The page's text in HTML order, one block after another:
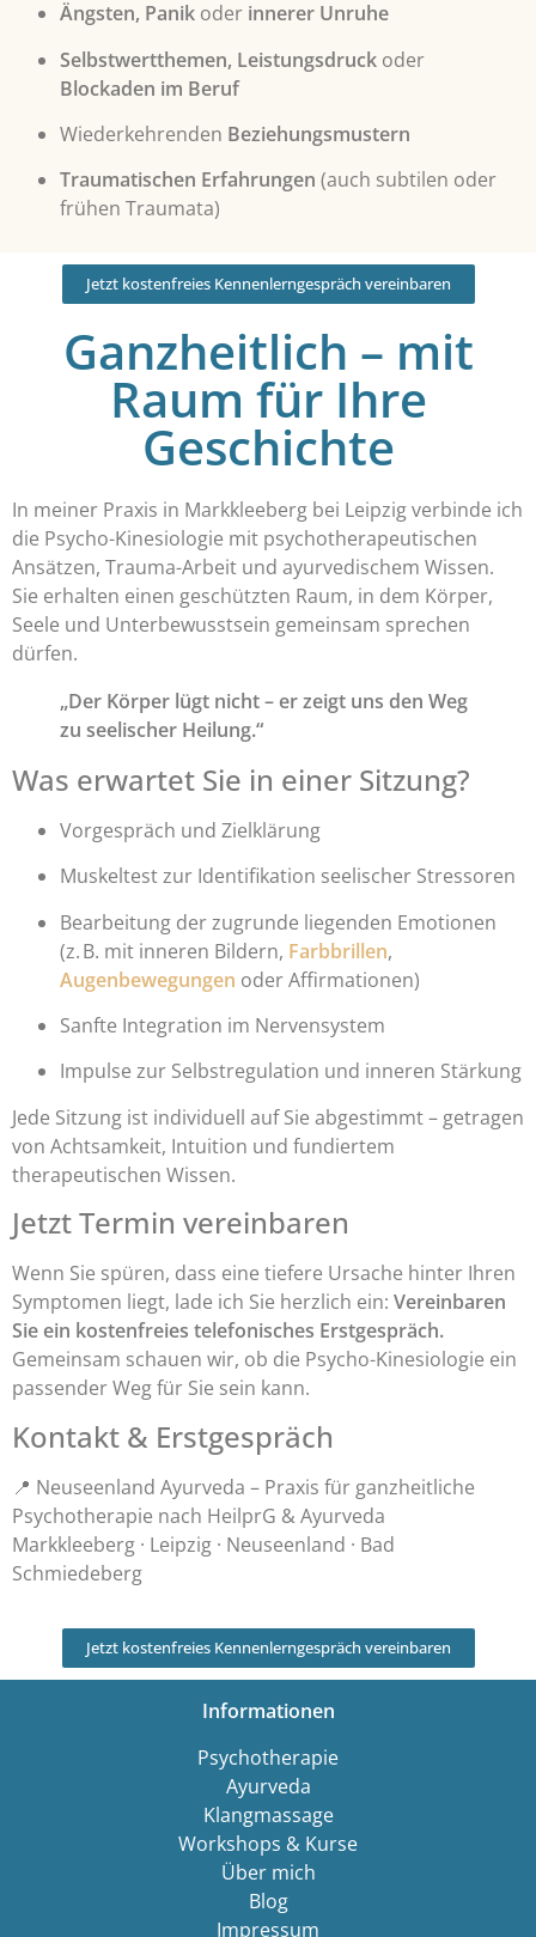
Ängsten, Panik oder innerer Unruhe
Selbstwertthemen, Leistungsdruck oder
Blockaden im Beruf
Wiederkehrenden Beziehungsmustern
Traumatischen Erfahrungen (auch subtilen oder
frühen Traumata)
Jetzt kostenfreies Kennenlerngespräch vereinbaren
Ganzheitlich – mit
Raum für Ihre
Geschichte
In meiner Praxis in Markkleeberg bei Leipzig verbinde ich
die Psycho-Kinesiologie mit psychotherapeutischen
Ansätzen, Trauma-Arbeit und ayurvedischem Wissen.
Sie erhalten einen geschützten Raum, in dem Körper,
Seele und Unterbewusstsein gemeinsam sprechen
dürfen.
„Der Körper lügt nicht – er zeigt uns den Weg
zu seelischer Heilung.“
Was erwartet Sie in einer Sitzung?
Vorgespräch und Zielklärung
Muskeltest zur Identifikation seelischer Stressoren
Bearbeitung der zugrunde liegenden Emotionen
(z. B. mit inneren Bildern, Farbbrillen,
Augenbewegungen oder Affirmationen)
Sanfte Integration im Nervensystem
Impulse zur Selbstregulation und inneren Stärkung
Jede Sitzung ist individuell auf Sie abgestimmt – getragen
von Achtsamkeit, Intuition und fundiertem
therapeutischen Wissen.
Jetzt Termin vereinbaren
Wenn Sie spüren, dass eine tiefere Ursache hinter Ihren
Symptomen liegt, lade ich Sie herzlich ein: Vereinbaren
Sie ein kostenfreies telefonisches Erstgespräch.
Gemeinsam schauen wir, ob die Psycho-Kinesiologie ein
passender Weg für Sie sein kann.
Kontakt & Erstgespräch
📍 Neuseenland Ayurveda – Praxis für ganzheitliche
Psychotherapie nach HeilprG & Ayurveda
Markkleeberg · Leipzig · Neuseenland · Bad
Schmiedeberg
Jetzt kostenfreies Kennenlerngespräch vereinbaren
Informationen
Psychotherapie
Ayurveda
Klangmassage
Workshops & Kurse
Über mich
Blog
Impressum